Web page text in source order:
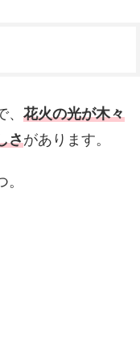
花火の光が木々
さがあります。